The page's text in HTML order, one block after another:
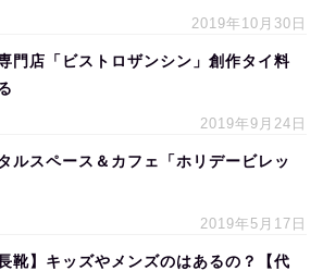
2019年10月30日
門店「ビストロザンシン」創作タイ料
2019年9月24日
ルスペース＆カフェ「ホリデービレッ
2019年5月17日
靴】キッズやメンズのはあるの？【代